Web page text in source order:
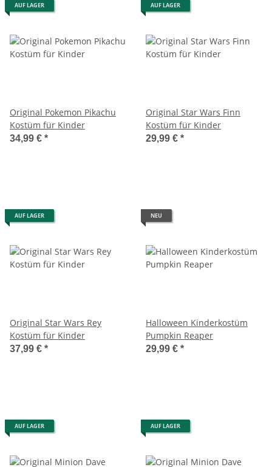
AUF LAGER
Original Pokemon Pikachu
Kostüm für Kinder
34,99 € *
AUF LAGER
Original Star Wars Finn
Kostüm für Kinder
29,99 € *
AUF LAGER
Original Star Wars Rey
Kostüm für Kinder
37,99 € *
NEU
Halloween Kinderkostüm
Pumpkin Reaper
29,99 € *
AUF LAGER AUF LAGER